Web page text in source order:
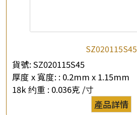
SZ020115S45
貨號: SZ020115S45
厚度 x 寬度: : 0.2mm x 1.15mm
18k 约重 : 0.036克 /寸
產品詳情